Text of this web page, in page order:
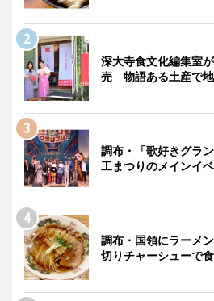
深大寺食文化編集室
売 物語ある土産で
調布・「歌好きグラ
工まつりのメインイ
調布・国領にラーメ
切りチャーシューで